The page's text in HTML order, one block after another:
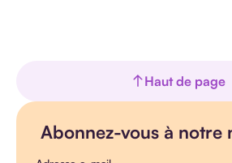
Haut de page
Abonnez-vous à notre